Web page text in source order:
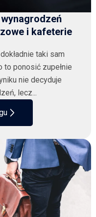
i kafeterie
taki sam
to ponosić zupełnie
nie decyduje
lecz...